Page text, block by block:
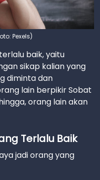
Pexels)
baik, yaitu
sikap kalian yang
diminta dan
lain berpikir Sobat
orang lain akan
Terlalu Baik
jadi orang yang